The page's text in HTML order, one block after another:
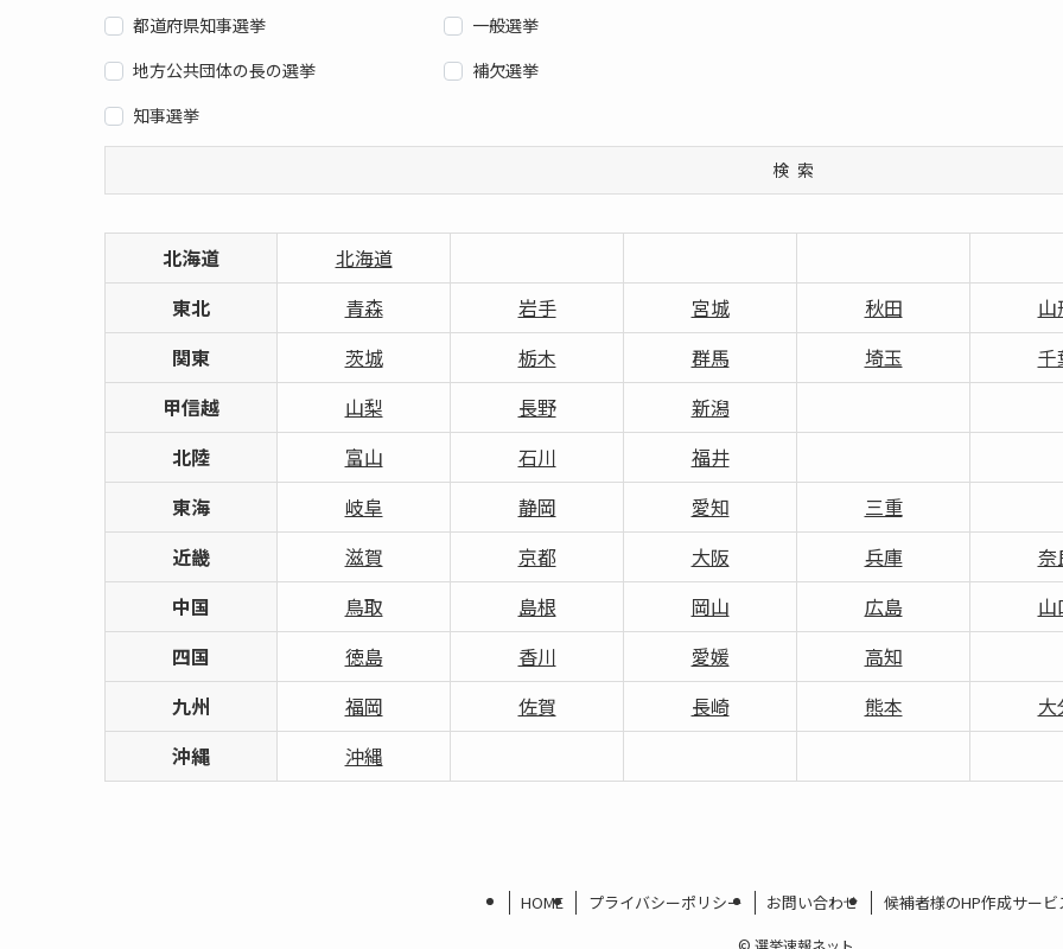
都道府県知事選挙
一般選挙
地方公共団体の長の選挙
補欠選挙
知事選挙
検索
北海道
北海道
東北
青森 岩手 宮城 秋田 山
関東
茨城 栃木 群馬 埼玉 千
甲信越
山梨 長野
新潟
北陸
富山 石川
福井
東海
岐阜 静岡 愛知
三重
近畿
滋賀 京都 大阪 兵庫 奈
中国
鳥取 島根 岡山 広島
山
四国
徳島 香川 愛媛
高知
九州
福岡 佐賀 長崎 熊本 大
沖縄
沖縄
HOME プライバシーポリシー お問い合わせ 候補者様のHP作成サービ